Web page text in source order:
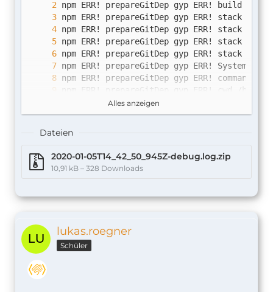
npm ERR! prepareGitDep npm ERR!
npm ERR! prepareGitDep npm ERR! Failed at
Alles anzeigen
Dateien
2020-01-05T14_42_50_945Z-debug.log.zip
10,91 kB – 328 Downloads
lukas.roegner
Schüler